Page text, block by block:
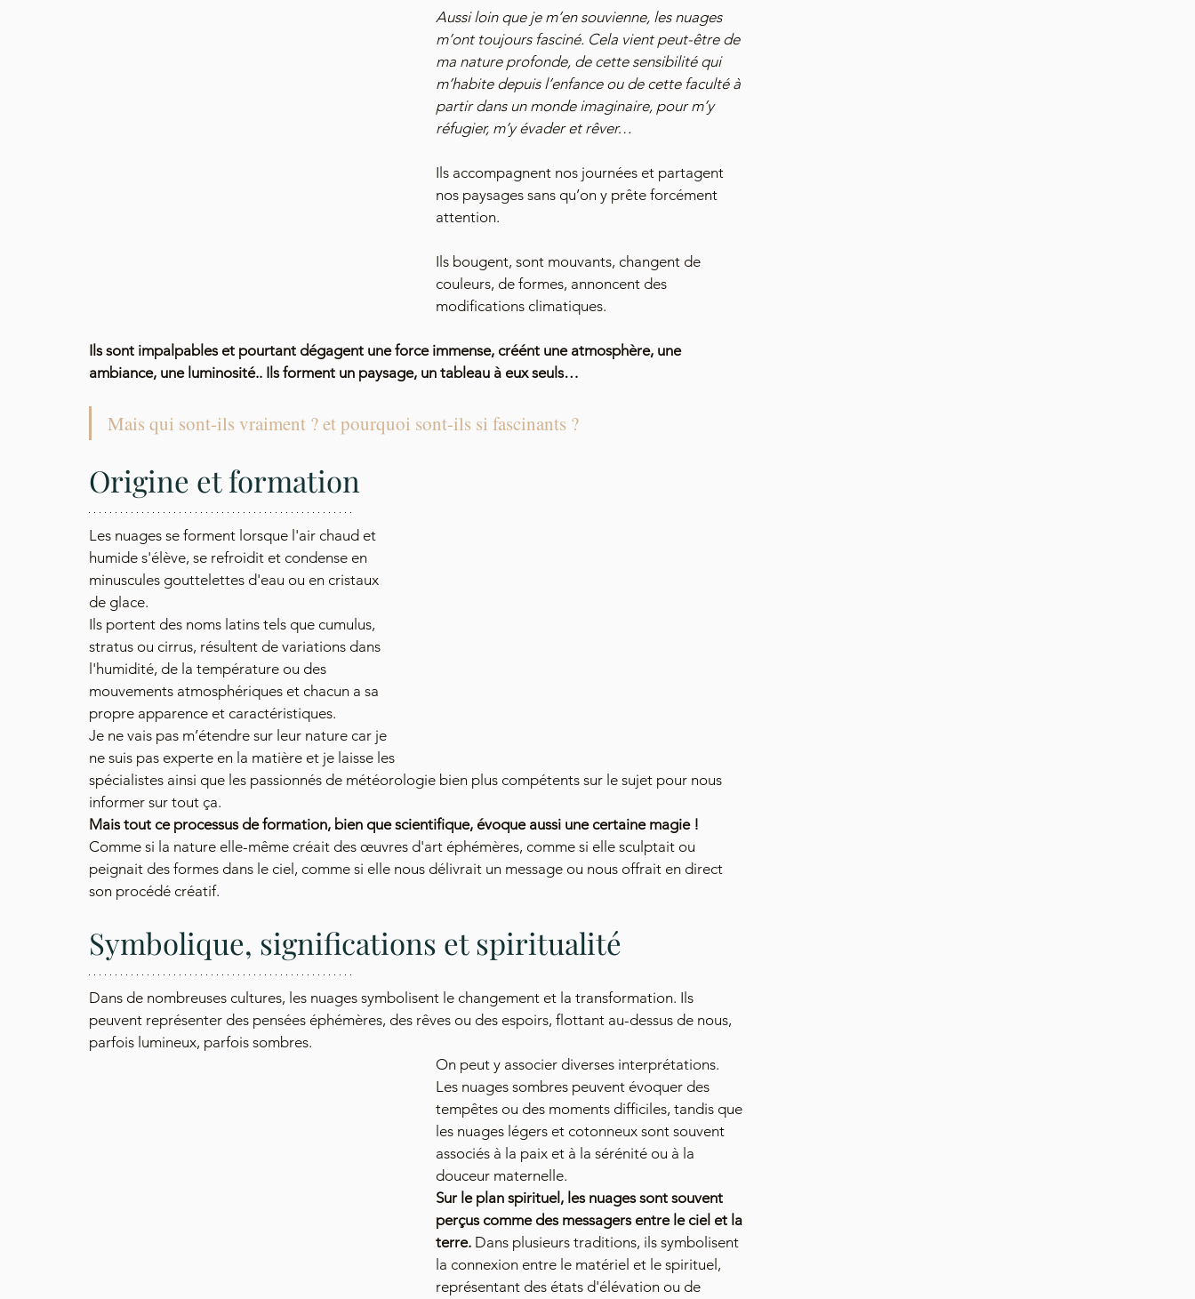
Aussi loin que je m’en souvienne, les nuages
m’ont toujours fasciné. Cela vient peut-être de
ma nature profonde, de cette sensibilité qui
m’habite depuis l’enfance ou de cette faculté à
partir dans un monde imaginaire, pour m’y
réfugier, m’y évader et rêver…
Ils accompagnent nos journées et partagent
nos paysages sans qu’on y prête forcément
attention.
Ils bougent, sont mouvants, changent de
couleurs, de formes, annoncent des
modifications climatiques.
Ils sont impalpables et pourtant dégagent une force immense, créént une atmosphère, une
ambiance, une luminosité.. Ils forment un paysage, un tableau à eux seuls…
Mais qui sont-ils vraiment ? et pourquoi sont-ils si fascinants ?
Origine et formation
Les nuages se forment lorsque l'air chaud et
humide s'élève, se refroidit et condense en
minuscules gouttelettes d'eau ou en cristaux
de glace.
Ils portent des noms latins tels que cumulus,
stratus ou cirrus, résultent de variations dans
l'humidité, de la température ou des
mouvements atmosphériques et chacun a sa
propre apparence et caractéristiques.
Je ne vais pas m’étendre sur leur nature car je
ne suis pas experte en la matière et je laisse les
spécialistes ainsi que les passionnés de météorologie bien plus compétents sur le sujet pour nous
informer sur tout ça.
Mais tout ce processus de formation, bien que scientifique, évoque aussi une certaine magie !
Comme si la nature elle-même créait des œuvres d'art éphémères, comme si elle sculptait ou
peignait des formes dans le ciel, comme si elle nous délivrait un message ou nous offrait en direct
son procédé créatif.
Symbolique, significations et spiritualité
Dans de nombreuses cultures, les nuages symbolisent le changement et la transformation. Ils
peuvent représenter des pensées éphémères, des rêves ou des espoirs, flottant au-dessus de nous,
parfois lumineux, parfois sombres.
On peut y associer diverses interprétations.
Les nuages sombres peuvent évoquer des
tempêtes ou des moments difficiles, tandis que
les nuages légers et cotonneux sont souvent
associés à la paix et à la sérénité ou à la
douceur maternelle.
Sur le plan spirituel, les nuages sont souvent
perçus comme des messagers entre le ciel et la
terre. Dans plusieurs traditions, ils symbolisent
la connexion entre le matériel et le spirituel,
représentant des états d'élévation ou de